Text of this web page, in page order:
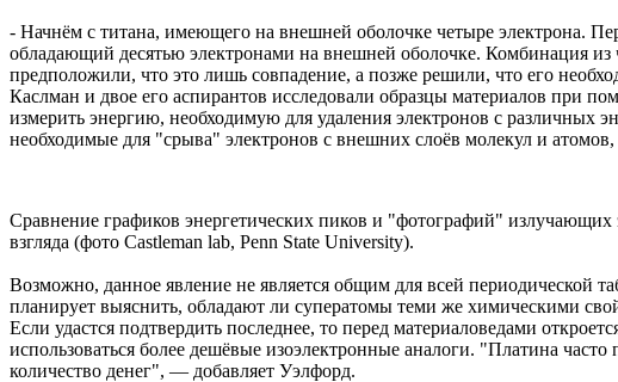
- Начнём с титана, имеющего на внешней оболочке четыре электрона.
обладающий десятью электронами на внешней оболочке. Комбинация из
предположили, что это лишь совпадение, а позже решили, что его
Каслман и двое его аспирантов исследовали образцы материалов при
измерить энергию, необходимую для удаления электронов с различных
необходимые для "срыва" электронов с внешних слоёв молекул и
Сравнение графиков энергетических пиков и "фотографий"
взгляда (фото Castleman lab, Penn State University).
Возможно, данное явление не является общим для всей периодической
планирует выяснить, обладают ли суператомы теми же химическими
Если удастся подтвердить последнее, то перед материаловедами
использоваться более дешёвые изоэлектронные аналоги. "Платина
количество денег", — добавляет Уэлфорд.